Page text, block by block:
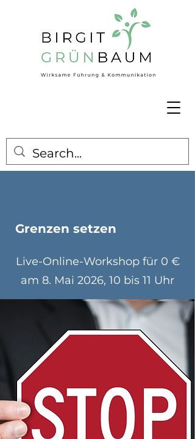
Grenzen setzen
Live-Online-Workshop für 0 €
am 8. Mai 2026, 10 bis 11 Uhr